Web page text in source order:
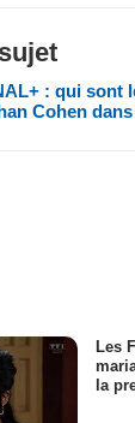
: qui sont
Cohen
Les
la